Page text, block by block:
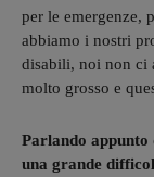
per le emergenze,
abbiamo i nostri
disabili, noi non ci
molto grosso e
Parlando
una grande